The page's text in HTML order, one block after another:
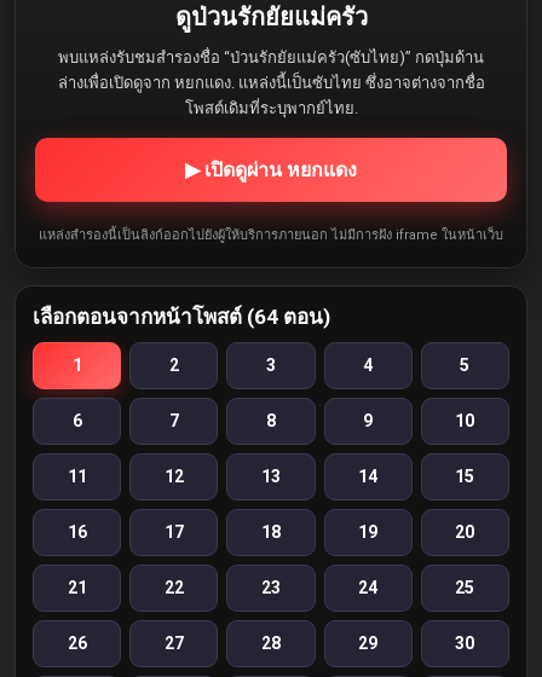
ดูป่วนรักยัยแม่ครัว
พบแหล่งรับชมสำรองชื่อ “ป่วนรักยัยแม่ครัว(ซับไทย)” กดปุ่มด้าน
ล่างเพื่อเปิดดูจาก หยกแดง. แหล่งนี้เป็นซับไทย ซึ่งอาจต่างจากชื่อ
โพสต์เดิมที่ระบุพากย์ไทย.
▶ เปิดดูผ่าน หยกแดง
แหล่งสำรองนี้เป็นลิงก์ออกไปยังผู้ให้บริการภายนอก ไม่มีการฝัง iframe ในหน้าเว็บ
เลือกตอนจากหน้าโพสต์ (64 ตอน)
1 2 3 4 5
6 7 8 9 10
11 12 13 14 15
16 17 18 19 20
21 22 23 24 25
26 27 28 29 30